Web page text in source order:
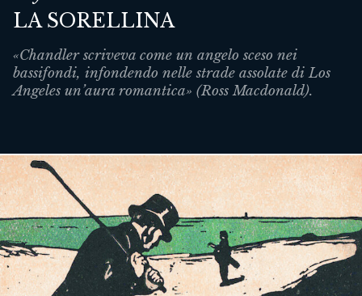
LA SORELLINA
«Chandler scriveva come un angelo sceso nei
bassifondi, infondendo nelle strade assolate di Los
Angeles un’aura romantica» (Ross Macdonald).